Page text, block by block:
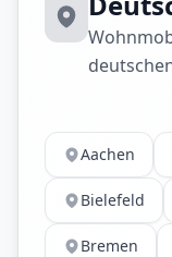
Aachen
Bielefeld
Bremen